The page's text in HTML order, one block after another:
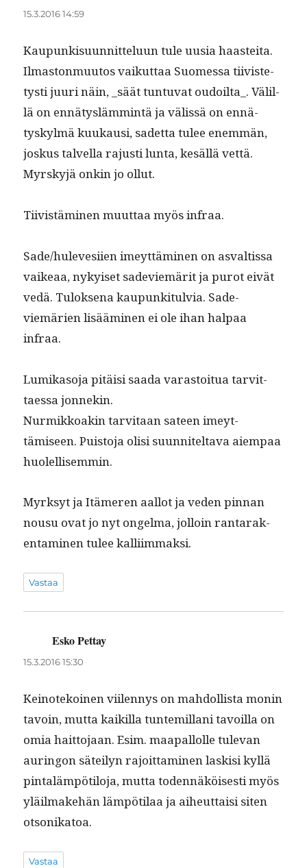
15.3.2016 14:59
Kaupunkisu­un­nit­telu­un tule uusia haasteita.
Ilmas­ton­muu­tos vaikut­taa Suomes­sa tiivis­te­
tysti juuri näin, _säät tun­tu­vat oudoilta_. Välil­
lä on ennä­tys­läm­mintä ja välis­sä on ennä­
tyskylmä kuukausi, sadet­ta tulee enem­män,
joskus talvel­la rajusti lun­ta, kesäl­lä vet­tä.
Myrskyjä onkin jo ollut.
Tiivistämi­nen muut­taa myös infraa.
Sade/hulevesiien imeyt­tämi­nen on asvaltissa
vaikeaa, nykyiset sade­viemärit ja purot eivät
vedä. Tulok­se­na kaupunki­t­ul­via. Sade­
viemärien lisäämi­nen ei ole ihan hal­paa
infraa.
Lumika­so­ja pitäisi saa­da varas­toitua tarvit­
taes­sa jonnekin.
Nur­mikkoakin tarvi­taan sateen imeyt­
tämiseen. Puis­to­ja olisi suun­nitelta­va aiem­paa
huolellisemmin.
Myrksyt ja Itämeren aal­lot ja veden pin­nan
nousu ovat jo nyt ongel­ma, jol­loin rantarak­
en­t­a­mi­nen tulee kalliimmaksi.
Vastaa
Esko Pettay
15.3.2016 15:30
Keinotekoinen viilen­nys on mah­dol­lista monin
tavoin, mut­ta kaikil­la tun­temil­lani tavoil­la on
omia hait­to­jaan. Esim. maa­pal­lolle tule­van
auringon säteilyn rajoit­ta­mi­nen lask­isi kyl­lä
pin­taläm­pötilo­ja, mut­ta toden­näköis­es­ti myös
yläil­make­hän läm­pöti­laa ja aiheut­taisi siten
otsonikatoa.
Vastaa